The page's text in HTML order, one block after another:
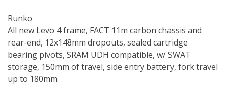
Runko
All new Levo 4 frame, FACT 11m carbon chassis and
rear-end, 12x148mm dropouts, sealed cartridge
bearing pivots, SRAM UDH compatible, w/ SWAT
storage, 150mm of travel, side entry battery, fork travel
up to 180mm